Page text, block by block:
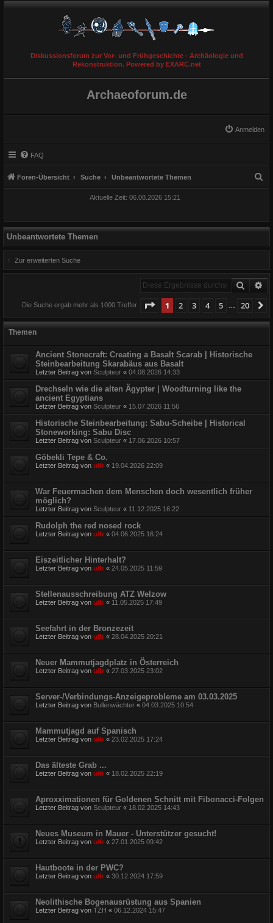
Diskussionsforum zur Vor- und Frühgeschichte - Archäologie und
Rekonstruktion. Powered by EXARC.net
Archaeoforum.de
Anmelden
FAQ
Foren-Übersicht Suche Unbeantwortete Themen
Aktuelle Zeit: 06.08.2026 15:21
Unbeantwortete Themen
Zur erweiterten Suche
Suche
Die Suche ergab mehr als 1000 Treffer Seite 1von 20
1 2 3 4 5 20
Themen
Ancient Stonecraft: Creating a Basalt Scarab | Historische
Steinbearbeitung Skarabäus aus Basalt
Letzter Beitrag von Sculpteur « 04.08.2026 14:33
Drechseln wie die alten Ägypter | Woodturning like the
ancient Egyptians
Letzter Beitrag von Sculpteur « 15.07.2026 11:56
Historische Steinbearbeitung: Sabu-Scheibe | Historical
Stoneworking: Sabu Disc
Letzter Beitrag von Sculpteur « 17.06.2026 10:57
Göbekli Tepe & Co.
Letzter Beitrag von ulfr « 19.04.2026 22:09
War Feuermachen dem Menschen doch wesentlich früher
möglich?
Letzter Beitrag von Sculpteur « 11.12.2025 16:22
Rudolph the red nosed rock
Letzter Beitrag von ulfr « 04.06.2025 16:24
Eiszeitlicher Hinterhalt?
Letzter Beitrag von ulfr « 24.05.2025 11:59
Stellenausschreibung ATZ Welzow
Letzter Beitrag von ulfr « 11.05.2025 17:49
Seefahrt in der Bronzezeit
Letzter Beitrag von ulfr « 28.04.2025 20:21
Neuer Mammutjagdplatz in Österreich
Letzter Beitrag von ulfr « 27.03.2025 23:02
Server-/Verbindungs-Anzeigeprobleme am 03.03.2025
Letzter Beitrag von Bullenwächter « 04.03.2025 10:54
Mammutjagd auf Spanisch
Letzter Beitrag von ulfr « 23.02.2025 17:24
Das älteste Grab ...
Letzter Beitrag von ulfr « 18.02.2025 22:19
Aproxximationen für Goldenen Schnitt mit Fibonacci-Folgen
Letzter Beitrag von Sculpteur « 18.02.2025 14:43
Neues Museum in Mauer - Unterstützer gesucht!
Letzter Beitrag von ulfr « 27.01.2025 09:42
Hautboote in der PWC?
Letzter Beitrag von ulfr « 30.12.2024 17:59
Neolithische Bogenausrüstung aus Spanien
Letzter Beitrag von TZH « 06.12.2024 15:47